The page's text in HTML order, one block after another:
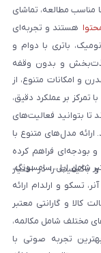
مطالعه، تماشای
هستند و تجربه‌ای
باتری با دوام و
لذت‌بخش و بدون وقفه
و امکانات متنوع، از
بر عملکرد دقیق،
تا بتوانید فعالیت‌های
مدل‌های متنوع با
بودجه‌ای فراهم کرده
را در اختیار
شامل اپل، سامسونگ،
تسکو و ارلدام ارائه
کالا و گارانتی معتبر
مختلف شامل مکالمه،
تجربه صوتی با